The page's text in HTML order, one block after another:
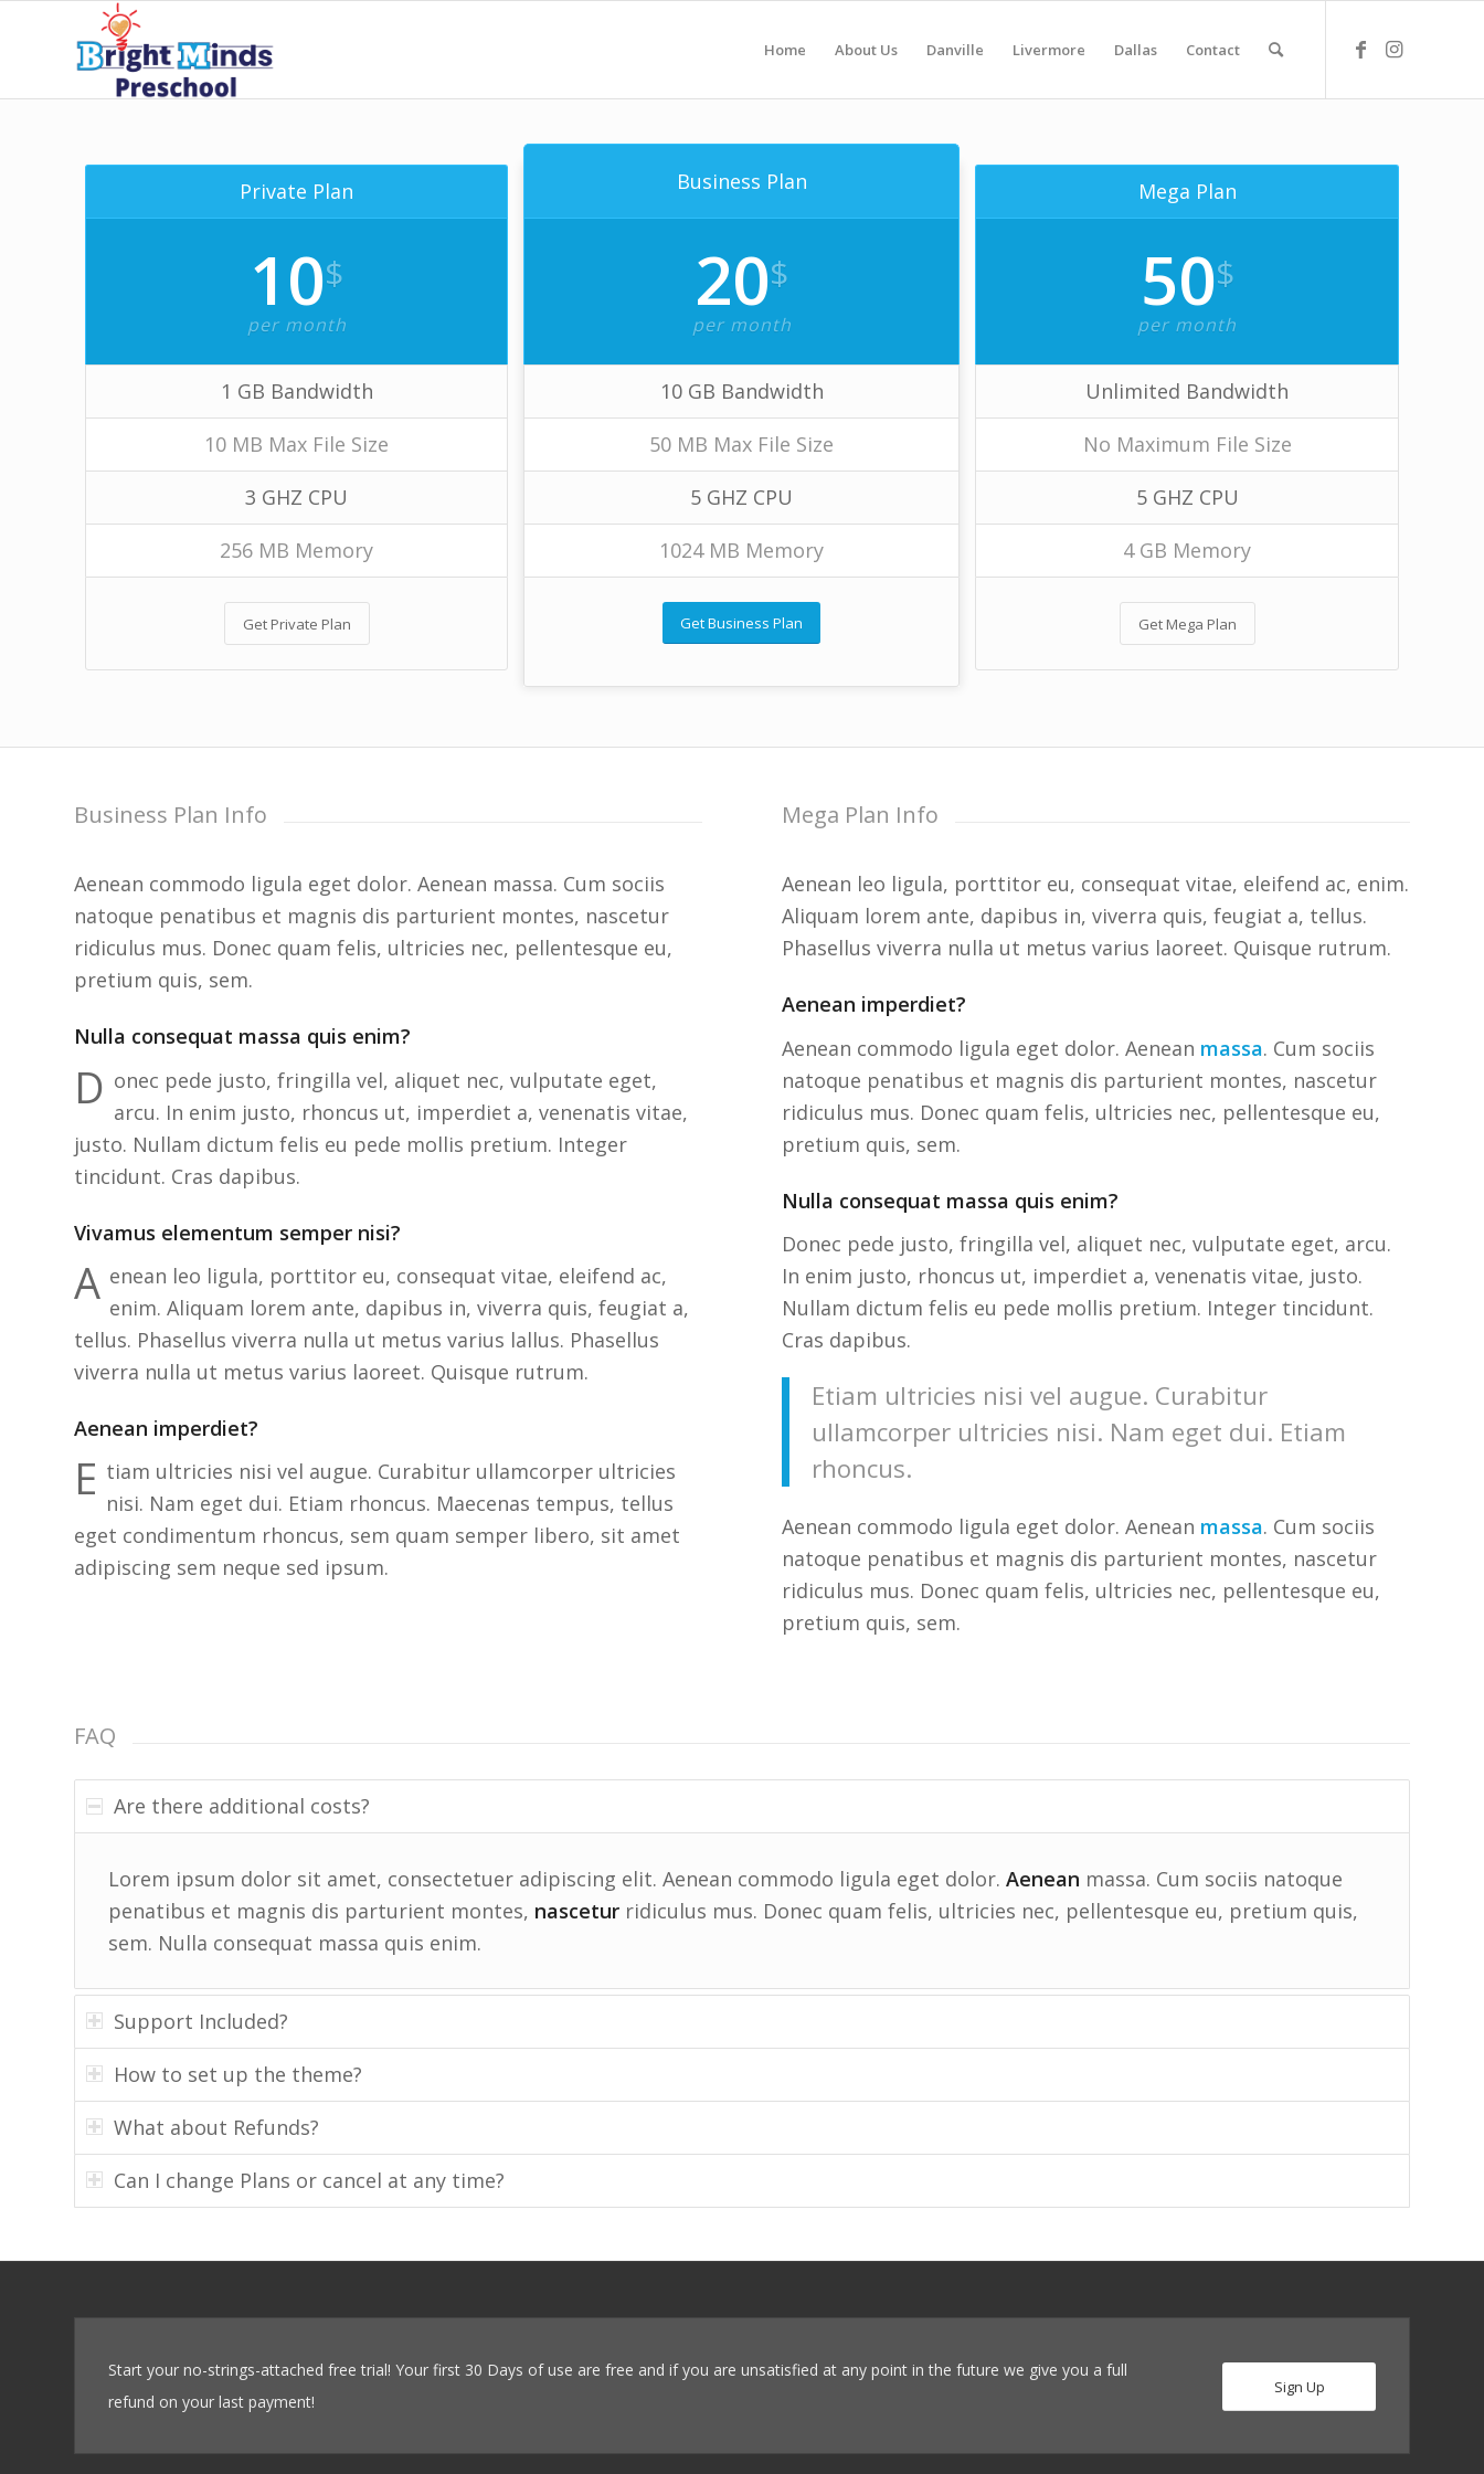
Home About Us Danville Livermore Dallas Contact
Private Plan
10$
per month
1 GB Bandwidth
10 MB Max File Size
3 GHZ CPU
256 MB Memory
Get Private Plan
Business Plan
20$
per month
10 GB Bandwidth
50 MB Max File Size
5 GHZ CPU
1024 MB Memory
Get Business Plan
Mega Plan
50$
per month
Unlimited Bandwidth
No Maximum File Size
5 GHZ CPU
4 GB Memory
Get Mega Plan
Business Plan Info
Aenean commodo ligula eget dolor. Aenean massa. Cum sociis
natoque penatibus et magnis dis parturient montes, nascetur
ridiculus mus. Donec quam felis, ultricies nec, pellentesque eu,
pretium quis, sem.
Nulla consequat massa quis enim?
D onec pede justo, fringilla vel, aliquet nec, vulputate eget,
arcu. In enim justo, rhoncus ut, imperdiet a, venenatis vitae,
justo. Nullam dictum felis eu pede mollis pretium. Integer
tincidunt. Cras dapibus.
Vivamus elementum semper nisi?
A enean leo ligula, porttitor eu, consequat vitae, eleifend ac,
enim. Aliquam lorem ante, dapibus in, viverra quis, feugiat a,
tellus. Phasellus viverra nulla ut metus varius lallus. Phasellus
viverra nulla ut metus varius laoreet. Quisque rutrum.
Aenean imperdiet?
E tiam ultricies nisi vel augue. Curabitur ullamcorper ultricies
nisi. Nam eget dui. Etiam rhoncus. Maecenas tempus, tellus
eget condimentum rhoncus, sem quam semper libero, sit amet
adipiscing sem neque sed ipsum.
Mega Plan Info
Aenean leo ligula, porttitor eu, consequat vitae, eleifend ac, enim.
Aliquam lorem ante, dapibus in, viverra quis, feugiat a, tellus.
Phasellus viverra nulla ut metus varius laoreet. Quisque rutrum.
Aenean imperdiet?
Aenean commodo ligula eget dolor. Aenean massa. Cum sociis
natoque penatibus et magnis dis parturient montes, nascetur
ridiculus mus. Donec quam felis, ultricies nec, pellentesque eu,
pretium quis, sem.
Nulla consequat massa quis enim?
Donec pede justo, fringilla vel, aliquet nec, vulputate eget, arcu.
In enim justo, rhoncus ut, imperdiet a, venenatis vitae, justo.
Nullam dictum felis eu pede mollis pretium. Integer tincidunt.
Cras dapibus.
Etiam ultricies nisi vel augue. Curabitur
ullamcorper ultricies nisi. Nam eget dui. Etiam
rhoncus.
Aenean commodo ligula eget dolor. Aenean massa. Cum sociis
natoque penatibus et magnis dis parturient montes, nascetur
ridiculus mus. Donec quam felis, ultricies nec, pellentesque eu,
pretium quis, sem.
FAQ
Are there additional costs?
Lorem ipsum dolor sit amet, consectetuer adipiscing elit. Aenean commodo ligula eget dolor. Aenean massa. Cum sociis natoque
penatibus et magnis dis parturient montes, nascetur ridiculus mus. Donec quam felis, ultricies nec, pellentesque eu, pretium quis,
sem. Nulla consequat massa quis enim.
Support Included?
How to set up the theme?
What about Refunds?
Can I change Plans or cancel at any time?
Start your no-strings-attached free trial! Your first 30 Days of use are free and if you are unsatisfied at any point in the future we give you a full
refund on your last payment!
Sign Up